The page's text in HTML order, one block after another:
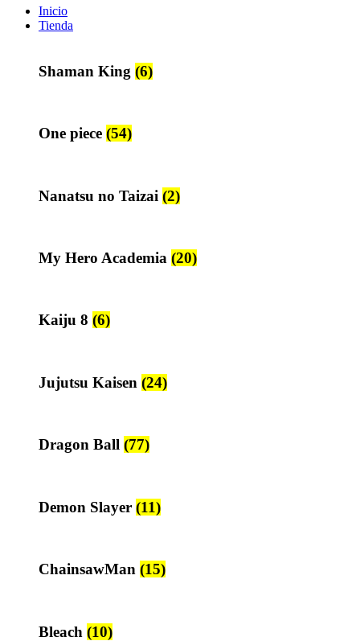
Inicio
Tienda
Shaman King (6)
One piece (54)
Nanatsu no Taizai (2)
My Hero Academia (20)
Kaiju 8 (6)
Jujutsu Kaisen (24)
Dragon Ball (77)
Demon Slayer (11)
ChainsawMan (15)
Bleach (10)